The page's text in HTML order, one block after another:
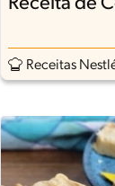
Receitas